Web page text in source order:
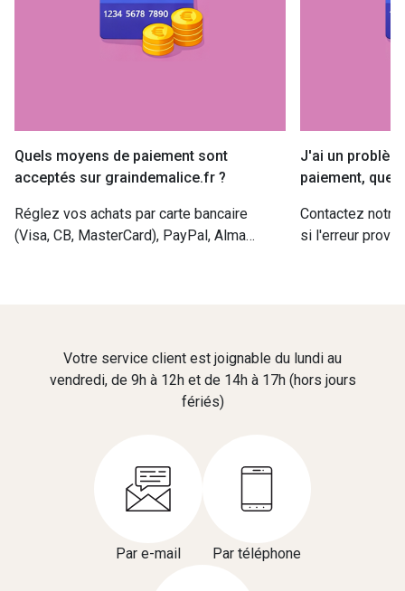
Quels moyens de paiement sont
acceptés sur graindemalice.fr ?
Réglez vos achats par carte bancaire
(Visa, CB, MasterCard), PayPal, Alma
J'ai un
paiement, que
Contactez
si l'erreur
Votre service client est joignable du lundi au
vendredi, de 9h à 12h et de 14h à 17h (hors jours
fériés)
Par e-mail Par téléphone